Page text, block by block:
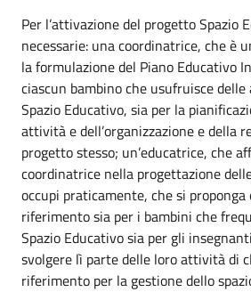
Per l’attivazione del progetto Spazio
necessarie: una coordinatrice, che è
la formulazione del Piano Educativo
ciascun bambino che usufruisce
Spazio Educativo, sia per la
attività e dell’organizzazione e della
progetto stesso; un’educatrice, che
coordinatrice nella progettazione
occupi praticamente, che si proponga
riferimento sia per i bambini che
Spazio Educativo sia per gli
svolgere lì parte delle loro attività di
riferimento per la gestione dello